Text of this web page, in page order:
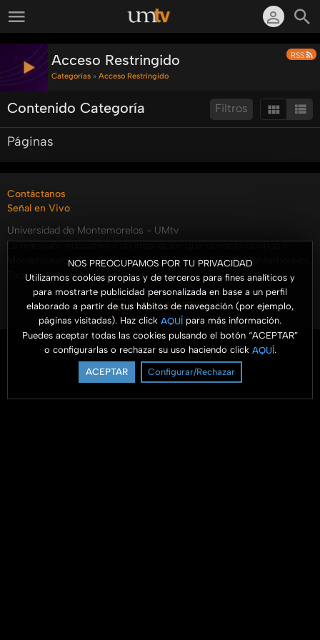
NOS PREOCUPAMOS POR TU PRIVACIDAD
Utilizamos cookies propias y de terceros para fines analíticos y
para mostrarte publicidad personalizada en base a un perfil
elaborado a partir de tus hábitos de navegación (por ejemplo,
páginas visitadas). Haz click AQUÍ para más información.
Puedes aceptar todas las cookies pulsando el botón “ACEPTAR”
o configurarlas o rechazar su uso haciendo click AQUÍ.
ACEPTAR Configurar/Rechazar
RSS
Acceso Restringido
Categorías » Acceso Restringido
Filtros
Contenido Categoría
Ordenar por:
Páginas
Contáctanos
Señal en Vivo
Universidad de Montemorelos - UMtv
La televisión educativa y de inspiración que conecta contigo.✨
Montemorelos, N.L., México © 2025 Universidad de Montemorelos.
Todos los derechos reservados.
Versión escritorio